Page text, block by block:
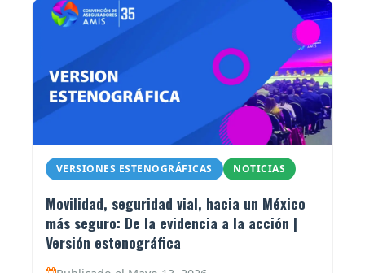
VERSIONES ESTENOGRÁFICAS NOTICIAS
Movilidad, seguridad vial, hacia un México
más seguro: De la evidencia a la acción |
Versión estenográfica